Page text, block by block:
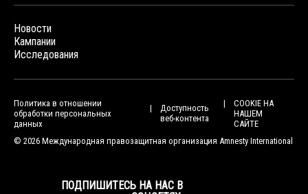
Новости
Кампании
Исследования
Политика в отношении
обработки персональных
данных
Доступность
веб-контента
COOKIE НА
НАШЕМ
САЙТЕ
© 2026 Международная правозащитная организация Amnesty International
ПОДПИШИТЕСЬ НА НАС В